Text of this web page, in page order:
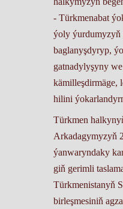
- Türkmenabat
ýoly ýurdumyzyň
baglanyşdyryp,
gatnadylyşyny
kämilleşdirmäge,
hilini
Türkmen
Arkadagymyzyň
ýanwaryndaky
giň gerimli
Türkmenistanyň
birleşmesiniň